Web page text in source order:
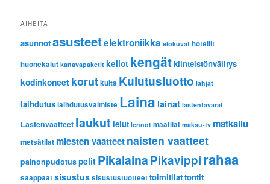
AIHEITA
asunnotasusteetelektroniikka elokuvat hotellit
huonekalut kanavapaketit kellot kengätkiinteistönvälitys
kodinkoneet korutkulta Kulutusluotto lahjat
laihdutuslaihdutusvalmiste Laina lainat lastentavarat
Lastenvaatteet laukut lelut lennot maatilat maksu-tv matkailu
metsätilatmiesten vaatteetnaisten vaatteet
painonpudotuspelit PikalainaPikavippirahaa
saappaatsisustussisustustuotteettoimitilattontit